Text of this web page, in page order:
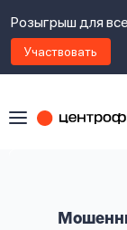
Розыгрыш для
Участвовать
с